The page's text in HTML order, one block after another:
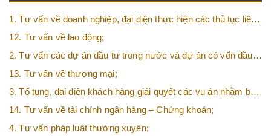
1. Tư vấn về doanh nghiệp, đại diện thực hiện các thủ tục liên
quan tới doanh nghiệp;
12. Tư vấn về lao động;
2. Tư vấn các dự án đầu tư trong nước và dự án có vốn đầu
tư nước ngoài (FDI);
13. Tư vấn về thương mại;
3. Tố tụng, đại diện khách hàng giải quyết các vụ án nhằm bảo
vệ tối đa các quyền và lợi ích của khách hàng;
14. Tư vấn về tài chính ngân hàng – Chứng khoán;
4. Tư vấn pháp luật thường xuyên;